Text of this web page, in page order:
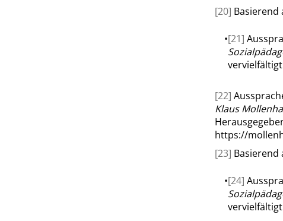
[20] Basierend
•[21]
[22]
Klaus
https://
[23] Basierend
•[24]